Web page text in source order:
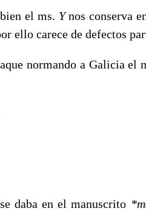
el ms. Ynos conserva
ello carece de defectos
normando a Galicia el
daba en el manuscrito